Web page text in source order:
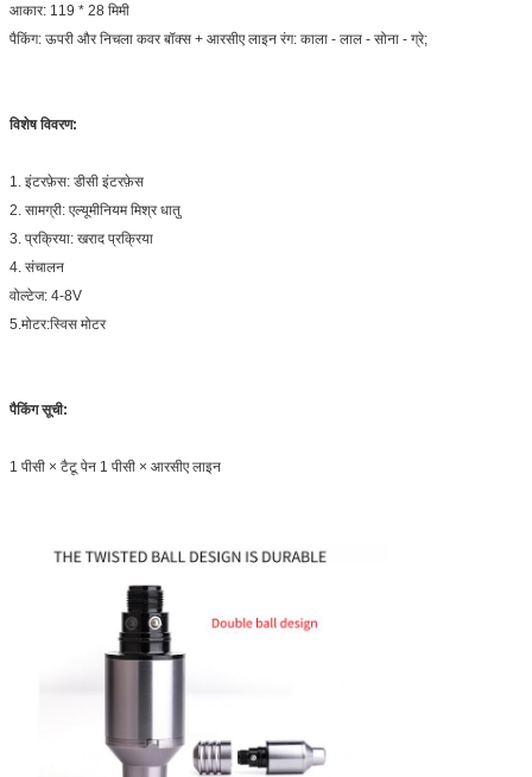
आकार: 119 * 28 मिमी
पैकिंग: ऊपरी और निचला कवर बॉक्स + आरसीए लाइन रंग: काला - लाल - सोना - ग्रे;
विशेष विवरण:
1. इंटरफ़ेस: डीसी इंटरफ़ेस
2. सामग्री: एल्यूमीनियम मिश्र धातु
3. प्रक्रिया: खराद प्रक्रिया
4. संचालन
वोल्टेज: 4-8V
5.मोटर:स्विस मोटर
पैकिंग सूची:
1 पीसी × टैटू पेन 1 पीसी × आरसीए लाइन